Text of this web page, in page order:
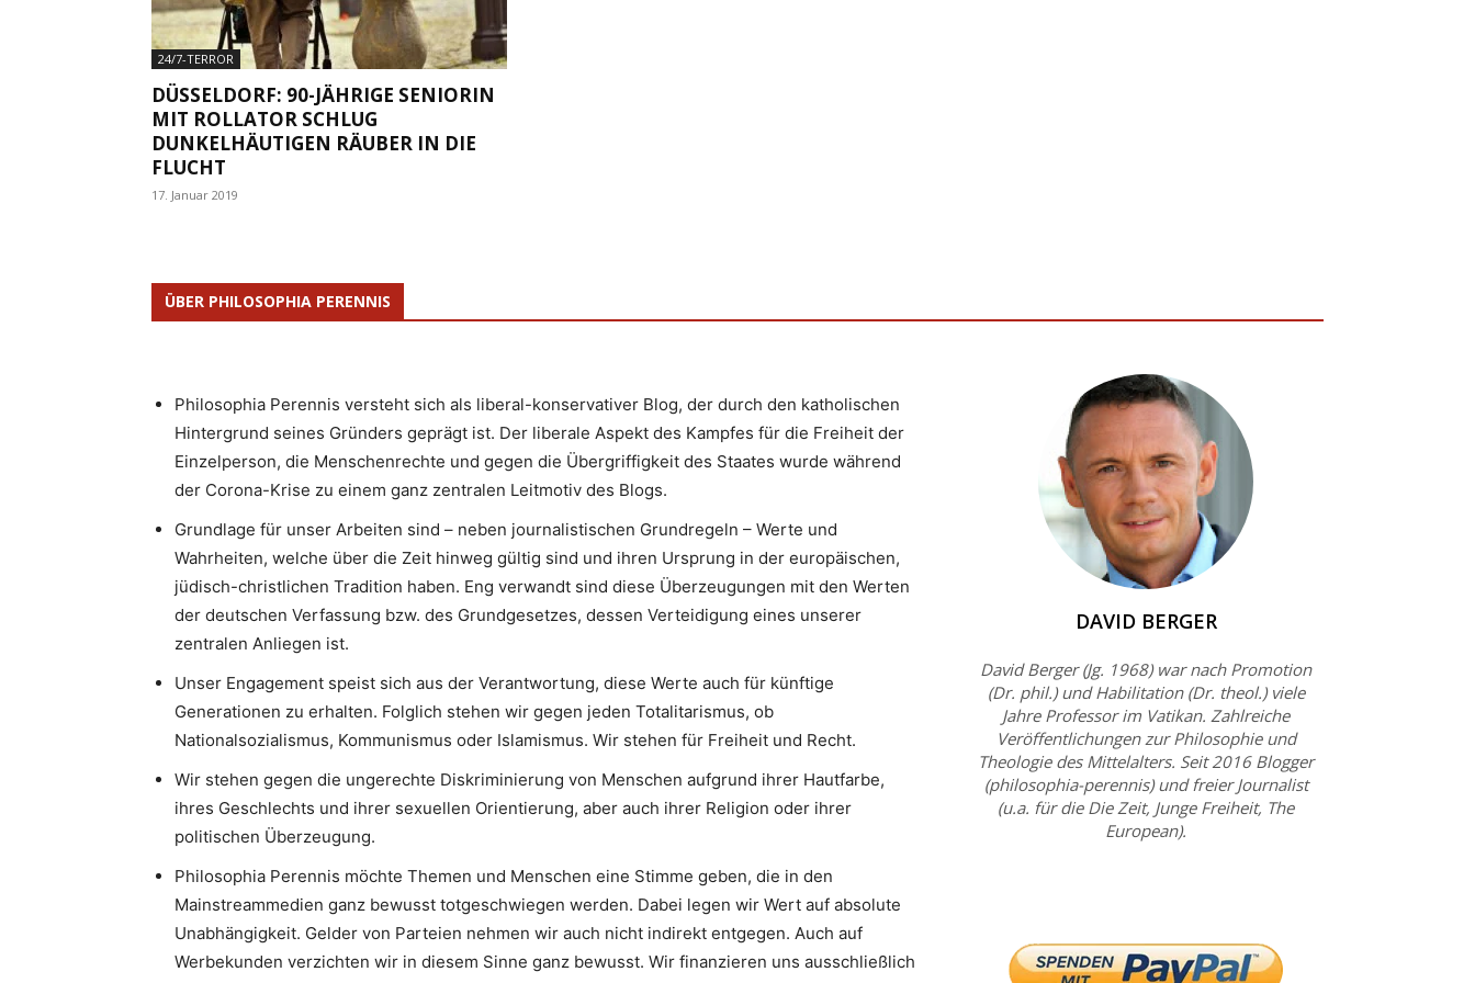
24/7-TERROR
DÜSSELDORF: 90-JÄHRIGE SENIORIN
MIT ROLLATOR SCHLUG
DUNKELHÄUTIGEN RÄUBER IN DIE
FLUCHT
17. Januar 2019
ÜBER PHILOSOPHIA PERENNIS
Philosophia Perennis versteht sich als liberal-konservativer Blog, der durch den katholischen
Hintergrund seines Gründers geprägt ist. Der liberale Aspekt des Kampfes für die Freiheit der
Einzelperson, die Menschenrechte und gegen die Übergriffigkeit des Staates wurde während
der Corona-Krise zu einem ganz zentralen Leitmotiv des Blogs.
Grundlage für unser Arbeiten sind – neben journalistischen Grundregeln – Werte und
Wahrheiten, welche über die Zeit hinweg gültig sind und ihren Ursprung in der europäischen,
jüdisch-christlichen Tradition haben. Eng verwandt sind diese Überzeugungen mit den Werten
der deutschen Verfassung bzw. des Grundgesetzes, dessen Verteidigung eines unserer
zentralen Anliegen ist.
Unser Engagement speist sich aus der Verantwortung, diese Werte auch für künftige
Generationen zu erhalten. Folglich stehen wir gegen jeden Totalitarismus, ob
Nationalsozialismus, Kommunismus oder Islamismus. Wir stehen für Freiheit und Recht.
Wir stehen gegen die ungerechte Diskriminierung von Menschen aufgrund ihrer Hautfarbe,
ihres Geschlechts und ihrer sexuellen Orientierung, aber auch ihrer Religion oder ihrer
politischen Überzeugung.
Philosophia Perennis möchte Themen und Menschen eine Stimme geben, die in den
Mainstreammedien ganz bewusst totgeschwiegen werden. Dabei legen wir Wert auf absolute
Unabhängigkeit. Gelder von Parteien nehmen wir auch nicht indirekt entgegen. Auch auf
Werbekunden verzichten wir in diesem Sinne ganz bewusst. Wir finanzieren uns ausschließlich
DAVID BERGER
David Berger (Jg. 1968) war nach Promotion
(Dr. phil.) und Habilitation (Dr. theol.) viele
Jahre Professor im Vatikan. Zahlreiche
Veröffentlichungen zur Philosophie und
Theologie des Mittelalters. Seit 2016 Blogger
(philosophia-perennis) und freier Journalist
(u.a. für die Die Zeit, Junge Freiheit, The
European).